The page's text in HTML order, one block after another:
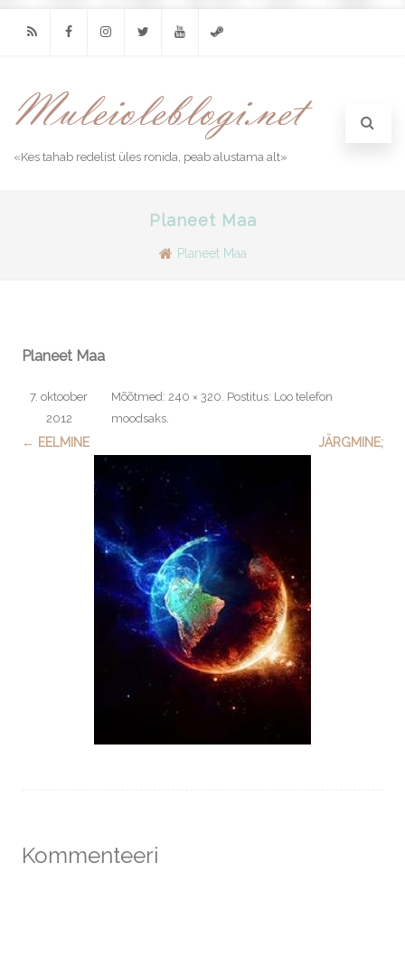
«Kes tahab redelist üles ronida, peab alustama alt»
Planeet Maa
Planeet Maa
Planeet Maa
Mõõtmed:
7. oktoober
2012
240 × 320. Postitus: Loo telefon
moodsaks.
← EELMINE JÄRGMINE;
Kommenteeri